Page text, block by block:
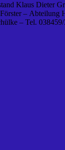
Klaus Dieter
–
– Tel.